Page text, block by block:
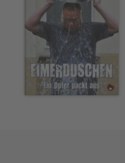
Sacha Brohm lebt
er seit zehn
mitprägt. Er
"Eulenspiegel"
2009 erschien